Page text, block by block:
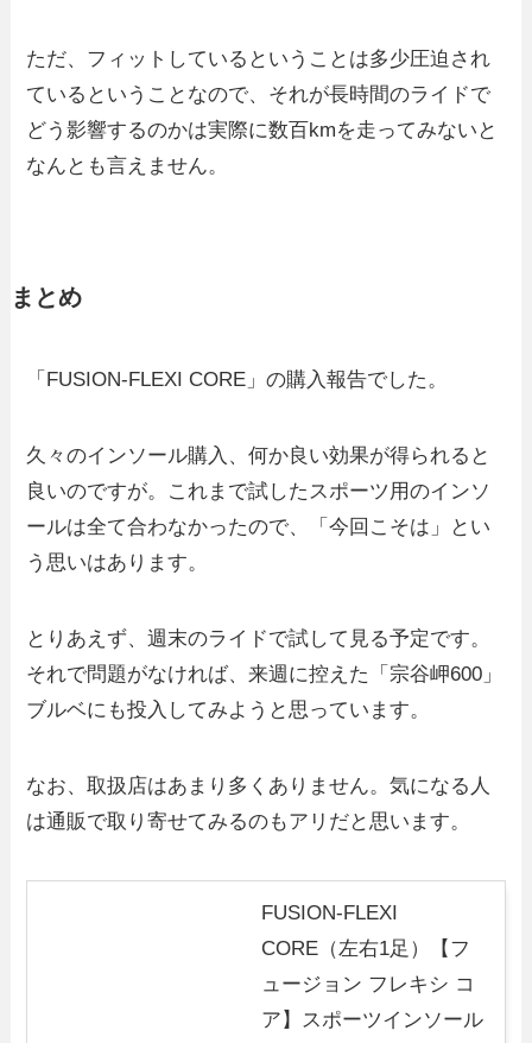
ただ、フィットしているということは多少圧迫され
ているということなので、それが長時間のライドで
どう影響するのかは実際に数百kmを走ってみないと
なんとも言えません。
まとめ
「FUSION-FLEXI CORE」の購入報告でした。
久々のインソール購入、何か良い効果が得られると
良いのですが。これまで試したスポーツ用のインソ
ールは全て合わなかったので、「今回こそは」とい
う思いはあります。
とりあえず、週末のライドで試して見る予定です。
それで問題がなければ、来週に控えた「宗谷岬600」
ブルベにも投入してみようと思っています。
なお、取扱店はあまり多くありません。気になる人
は通販で取り寄せてみるのもアリだと思います。
FUSION-FLEXI
CORE（左右1足）【フ
ュージョン フレキシ コ
ア】スポーツインソール